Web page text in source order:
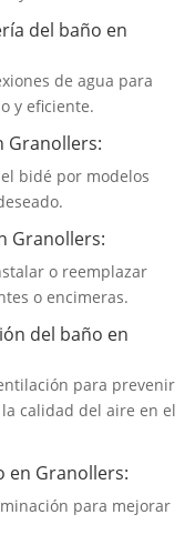
del baño en
de agua para
y eficiente.
Granollers:
bidé por modelos
Granollers:
o reemplazar
o encimeras.
del baño en
para prevenir
calidad del aire en el
en Granollers:
para mejorar